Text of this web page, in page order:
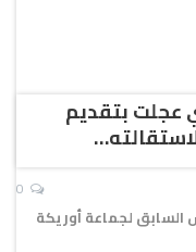
عجلت بتقديم
لجماعة أوريكة